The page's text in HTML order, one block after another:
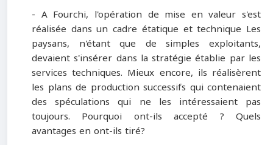
- A Fourchi, l'opération de mise en valeur s'est
réalisée dans un cadre étatique et technique Les
paysans, n'étant que de simples exploitants,
devaient s'insérer dans la stratégie établie par les
services techniques. Mieux encore, ils réalisèrent
les plans de production successifs qui contenaient
des spéculations qui ne les intéressaient pas
toujours. Pourquoi ont-ils accepté ? Quels
avantages en ont-ils tiré?